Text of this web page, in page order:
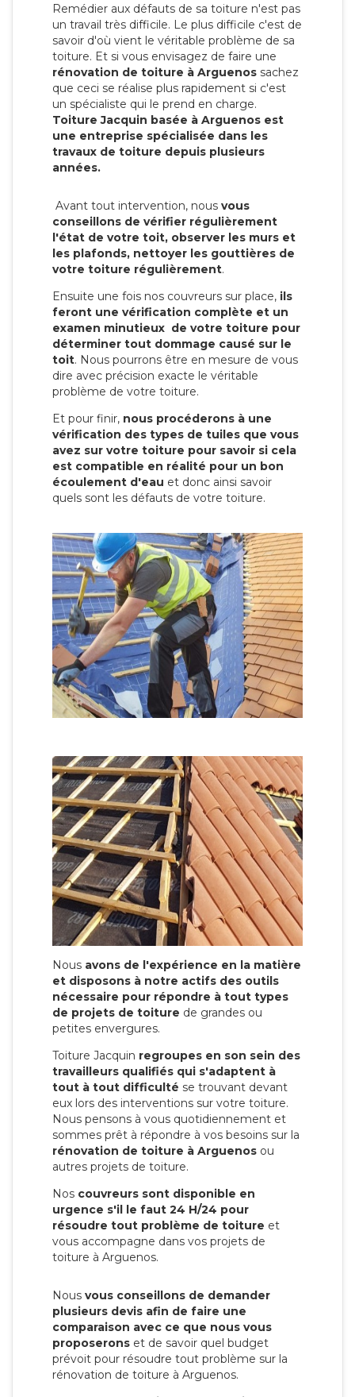
Remédier aux défauts de sa toiture n'est pas
un travail très difficile. Le plus difficile c'est de
savoir d'où vient le véritable problème de sa
toiture. Et si vous envisagez de faire une
rénovation de toiture à Arguenos sachez
que ceci se réalise plus rapidement si c'est
un spécialiste qui le prend en charge.
Toiture Jacquin basée à Arguenos est
une entreprise spécialisée dans les
travaux de toiture depuis plusieurs
années.
Avant tout intervention, nous vous
conseillons de vérifier régulièrement
l'état de votre toit, observer les murs et
les plafonds, nettoyer les gouttières de
votre toiture régulièrement.
Ensuite une fois nos couvreurs sur place, ils
feront une vérification complète et un
examen minutieux de votre toiture pour
déterminer tout dommage causé sur le
toit. Nous pourrons être en mesure de vous
dire avec précision exacte le véritable
problème de votre toiture.
Et pour finir, nous procéderons à une
vérification des types de tuiles que vous
avez sur votre toiture pour savoir si cela
est compatible en réalité pour un bon
écoulement d'eau et donc ainsi savoir
quels sont les défauts de votre toiture.
Nous avons de l'expérience en la matière
et disposons à notre actifs des outils
nécessaire pour répondre à tout types
de projets de toiture de grandes ou
petites envergures.
Toiture Jacquin regroupes en son sein des
travailleurs qualifiés qui s'adaptent à
tout à tout difficulté se trouvant devant
eux lors des interventions sur votre toiture.
Nous pensons à vous quotidiennement et
sommes prêt à répondre à vos besoins sur la
rénovation de toiture à Arguenos ou
autres projets de toiture.
Nos couvreurs sont disponible en
urgence s'il le faut 24 H/24 pour
résoudre tout problème de toiture et
vous accompagne dans vos projets de
toiture à Arguenos.
Nous vous conseillons de demander
plusieurs devis afin de faire une
comparaison avec ce que nous vous
proposerons et de savoir quel budget
prévoit pour résoudre tout problème sur la
rénovation de toiture à Arguenos.